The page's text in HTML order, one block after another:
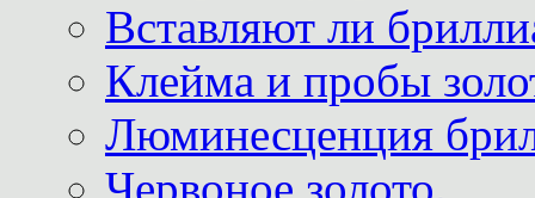
Вставляют ли
Клейма и пробы
Люминесценция